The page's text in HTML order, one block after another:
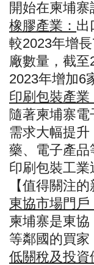
開始在柬埔
橡膠產業： 出
較2023年增
廠數量，截
2023年增加6
印刷包裝產業
隨著柬埔寨
需求大幅提
藥、電子產
印刷包裝工
【值得關注
東協市場門戶
柬埔寨是東
等鄰國的買家
低關稅及投資